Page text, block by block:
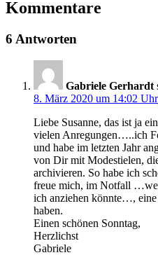
Kommentare
6 Antworten
Gabriele Gerhardt
8. März 2020 um 14:02 Uhr
Liebe Susanne, das ist ja
vielen Anregungen…..ich
und habe im letzten Jahr
von Dir mit Modestielen,
archivieren. So habe ich
freue mich, im Notfall
ich anziehen könnte…,
haben.
Einen schönen Sonntag,
Herzlichst
Gabriele